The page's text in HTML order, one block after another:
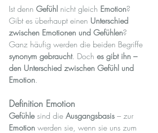
Ist denn Gefühl nicht gleich Emotion?
Gibt es überhaupt einen Unterschied
zwischen Emotionen und Gefühlen?
Ganz häufig werden die beiden Begriffe
synonym gebraucht. Doch es gibt ihn –
den Unterschied zwischen Gefühl und
Emotion.
Definition Emotion
Gefühle sind die Ausgangsbasis – zur
Emotion werden sie, wenn sie uns zum